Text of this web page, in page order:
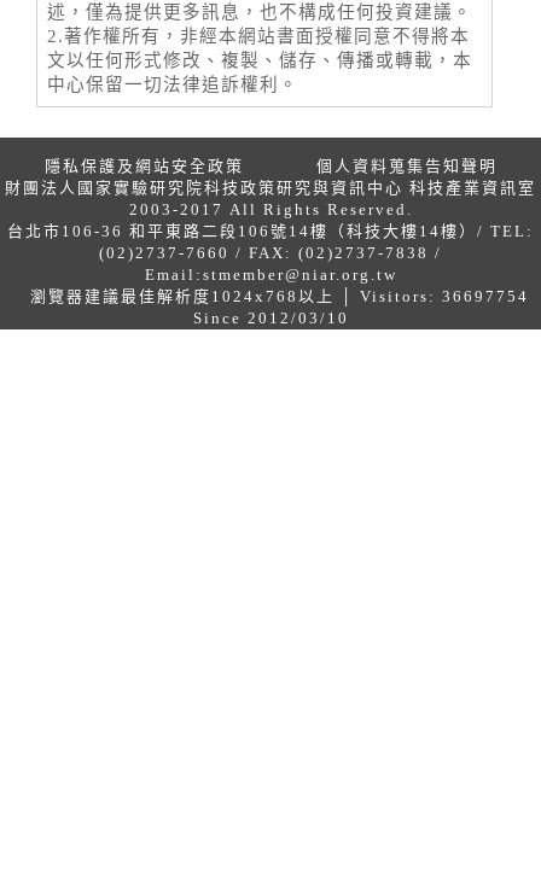
述，僅為提供更多訊息，也不構成任何投資建議。
2.著作權所有，非經本網站書面授權同意不得將本
文以任何形式修改、複製、儲存、傳播或轉載，本
中心保留一切法律追訴權利。
隱私保護及網站安全政策
個人資料蒐集告知聲明
財團法人國家實驗研究院科技政策研究與資訊中心 科技產業資訊室
2003-2017 All Rights Reserved.
台北市106-36 和平東路二段106號14樓（科技大樓14樓）/ TEL:
(02)2737-7660 / FAX: (02)2737-7838 /
Email: stmember@niar.org.tw
瀏覽器建議最佳解析度1024x768以上 │ Visitors: 36697754
Since 2012/03/10